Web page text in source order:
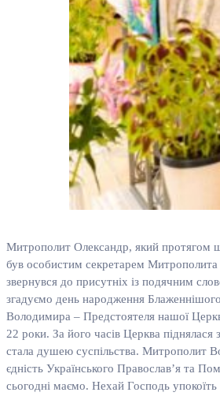
Митрополит Олександр, який протягом
був особистим секретарем
звернувся до присутніх із подячним
згадуємо день народження
Володимира – Предстоятеля нашої
22 роки. За його часів Церква піднялася
стала душею суспільства. Митрополит
єдність Українського Православ’я та
сьогодні маємо. Нехай Господь